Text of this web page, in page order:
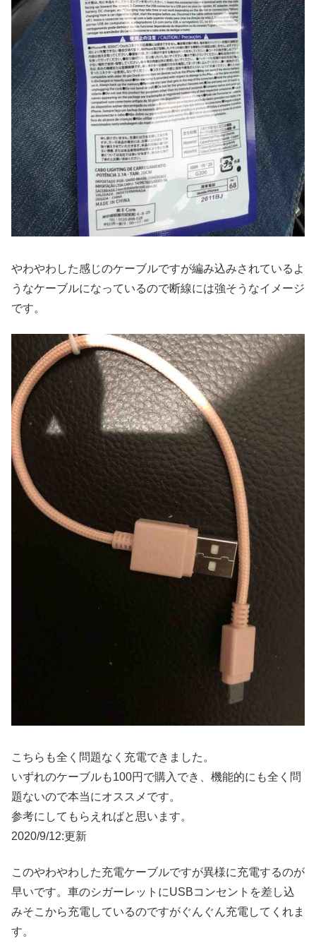
やわやわした感じのケーブルですが編み込みされているよ
うなケーブルになっているので断線には強そうなイメージ
です。
こちらも全く問題なく充電できました。
いずれのケーブルも100円で購入でき、機能的にも全く問
題ないので本当にオススメです。
参考にしてもらえればと思います。
2020/9/12:更新
このやわやわした充電ケーブルですが異様に充電するのが
早いです。車のシガーレットにUSBコンセントを差し込
みそこから充電しているのですがぐんぐん充電してくれま
す。